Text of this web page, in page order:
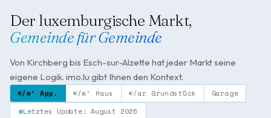
Der luxemburgische Markt,
Gemeinde für Gemeinde
Von Kirchberg bis Esch-sur-Alzette hat jeder Markt seine
eigene Logik. imo.lu gibt Ihnen den Kontext.
€/m² App. €/m² Haus €/ar Grundstück
Garage
Letztes Update: August 2026